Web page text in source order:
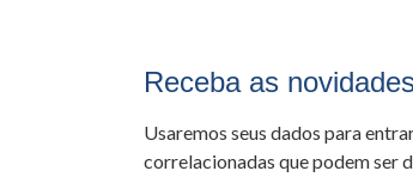
Receba as
Usaremos seus dados para
correlacionadas que podem ser